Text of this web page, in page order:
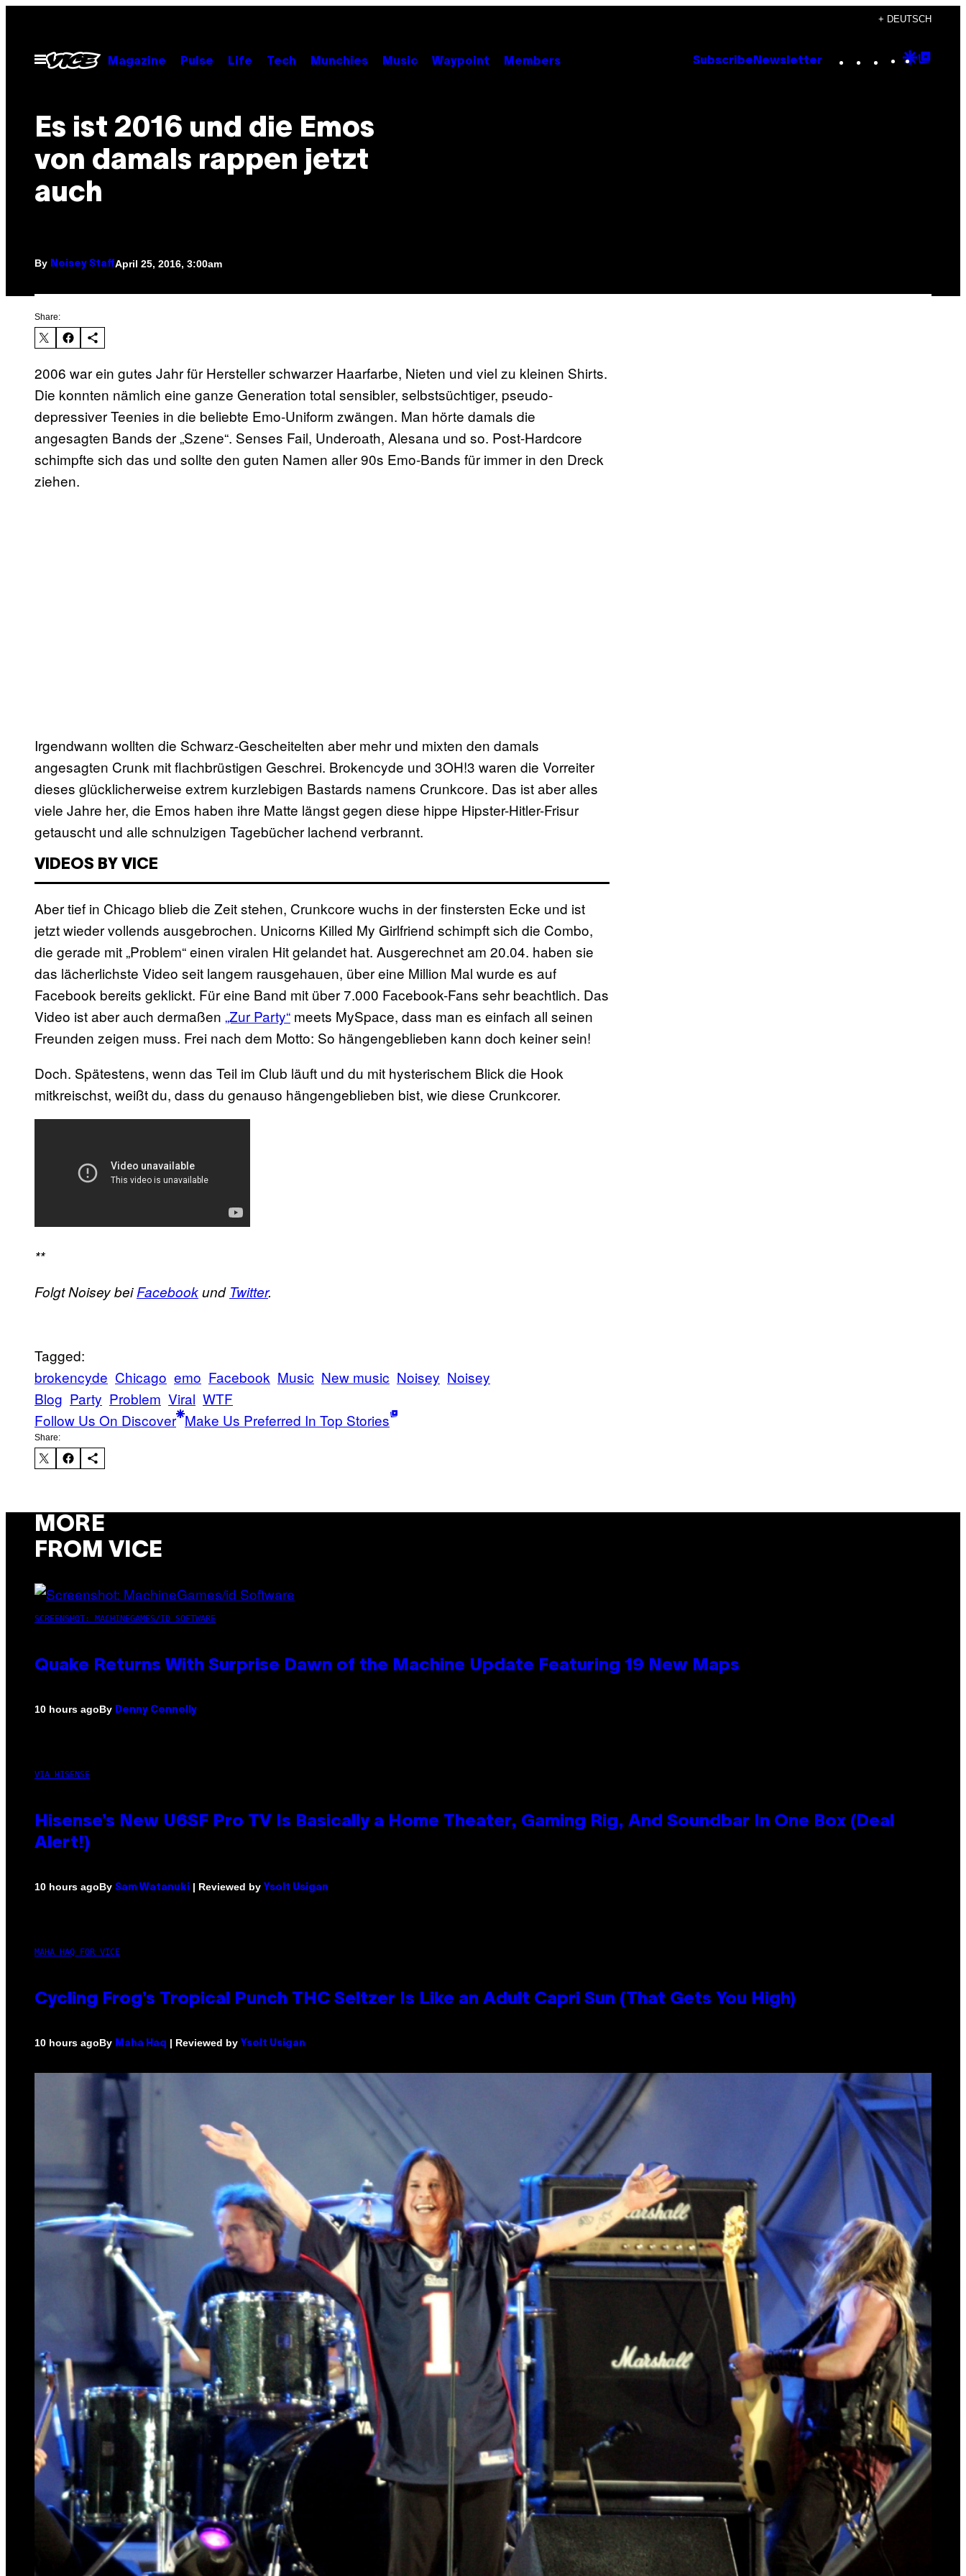
content
+ DEUTSCH
Open
Menu
Magazine Pulse Life Tech Munchies Music Waypoint Members Subscribe Newsletter Instagram
TikTok
YouTube
Google
Es ist 2016 und die Emos
von damals rappen jetzt
auch
By Noisey StaffApril 25, 2016, 3:00am
Share:
2006 war ein gutes Jahr für Hersteller schwarzer Haarfarbe, Nieten und viel zu kleinen Shirts.
Die konnten nämlich eine ganze Generation total sensibler, selbstsüchtiger, pseudo-
depressiver Teenies in die beliebte Emo-Uniform zwängen. Man hörte damals die
angesagten Bands der „Szene“. Senses Fail, Underoath, Alesana und so. Post-Hardcore
schimpfte sich das und sollte den guten Namen aller 90s Emo-Bands für immer in den Dreck
ziehen.
Irgendwann wollten die Schwarz-Gescheitelten aber mehr und mixten den damals
angesagten Crunk mit flachbrüstigen Geschrei. Brokencyde und 3OH!3 waren die Vorreiter
dieses glücklicherweise extrem kurzlebigen Bastards namens Crunkcore. Das ist aber alles
viele Jahre her, die Emos haben ihre Matte längst gegen diese hippe Hipster-Hitler-Frisur
getauscht und alle schnulzigen Tagebücher lachend verbrannt.
VIDEOS BY VICE
Aber tief in Chicago blieb die Zeit stehen, Crunkcore wuchs in der finstersten Ecke und ist
jetzt wieder vollends ausgebrochen. Unicorns Killed My Girlfriend schimpft sich die Combo,
die gerade mit „Problem“ einen viralen Hit gelandet hat. Ausgerechnet am 20.04. haben sie
das lächerlichste Video seit langem rausgehauen, über eine Million Mal wurde es auf
Facebook bereits geklickt. Für eine Band mit über 7.000 Facebook-Fans sehr beachtlich. Das
Video ist aber auch dermaßen „Zur Party“ meets MySpace, dass man es einfach all seinen
Freunden zeigen muss. Frei nach dem Motto: So hängengeblieben kann doch keiner sein!
Doch. Spätestens, wenn das Teil im Club läuft und du mit hysterischem Blick die Hook
mitkreischst, weißt du, dass du genauso hängengeblieben bist, wie diese Crunkcorer.
**
Folgt Noisey beiFacebookund Twitter.
Tagged:
brokencyde Chicago emo Facebook Music New music Noisey Noisey
Blog Party Problem Viral WTF
Follow Us On Discover Make Us Preferred In Top Stories
Share:
MORE
FROM VICE
SCREENSHOT: MACHINEGAMES/ID SOFTWARE
Quake Returns With Surprise Dawn of the Machine Update Featuring 19 New Maps
10 hours agoBy Denny Connolly
VIA HISENSE
Hisense’s New U6SF Pro TV Is Basically a Home Theater, Gaming Rig, And Soundbar In One Box (Deal
Alert!)
10 hours agoBy Sam Watanuki | Reviewed by Ysolt Usigan
MAHA HAQ FOR VICE
Cycling Frog’s Tropical Punch THC Seltzer Is Like an Adult Capri Sun (That Gets You High)
10 hours agoBy Maha Haq | Reviewed by Ysolt Usigan